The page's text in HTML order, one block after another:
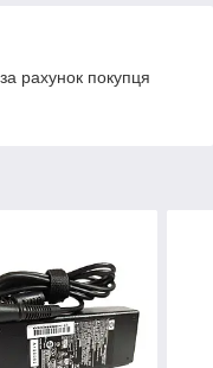
рахунок покупця